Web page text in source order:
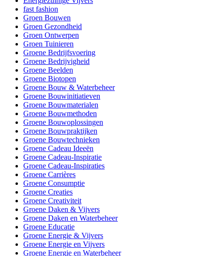
fast fashion
Groen Bouwen
Groen Gezondheid
Groen Ontwerpen
Groen Tuinieren
Groene Bedrijfsvoering
Groene Bedrijvigheid
Groene Beelden
Groene Biotopen
Groene Bouw & Waterbeheer
Groene Bouwinitiatieven
Groene Bouwmaterialen
Groene Bouwmethoden
Groene Bouwoplossingen
Groene Bouwpraktijken
Groene Bouwtechnieken
Groene Cadeau Ideeën
Groene Cadeau-Inspiratie
Groene Cadeau-Inspiraties
Groene Carrières
Groene Consumptie
Groene Creaties
Groene Creativiteit
Groene Daken & Vijvers
Groene Daken en Waterbeheer
Groene Educatie
Groene Energie & Vijvers
Groene Energie en Vijvers
Groene Energie en Waterbeheer